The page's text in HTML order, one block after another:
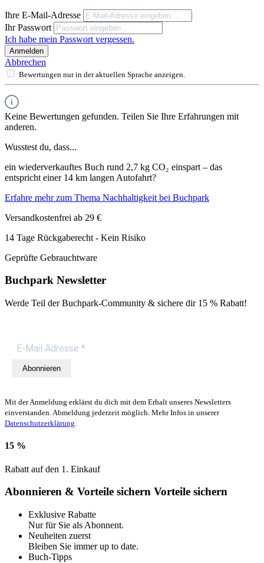
Ihre E-Mail-Adresse
Ihr Passwort
Ich habe mein Passwort vergessen.
Anmelden
Abbrechen
Bewertungen nur in der aktuellen Sprache anzeigen.
Keine Bewertungen gefunden. Teilen Sie Ihre Erfahrungen mit
anderen.
Wusstest du, dass...
ein wiederverkauftes Buch rund 2,7 kg CO₂ einspart – das
entspricht einer 14 km langen Autofahrt?
Erfahre mehr zum Thema Nachhaltigkeit bei Buchpark
Versandkostenfrei ab 29 €
14 Tage Rückgaberecht - Kein Risiko
Geprüfte Gebrauchtware
Buchpark Newsletter
Werde Teil der Buchpark-Community & sichere dir 15 % Rabatt!
Abonnieren
Mit der Anmeldung erklärst du dich mit dem Erhalt unseres Newsletters
einverstanden. Abmeldung jederzeit möglich. Mehr Infos in unserer
Datenschutzerklärung.
15 %
Rabatt auf den 1. Einkauf
Abonnieren & Vorteile sichern Vorteile sichern
Exklusive Rabatte
Nur für Sie als Abonnent.
Neuheiten zuerst
Bleiben Sie immer up to date.
Buch-Tipps